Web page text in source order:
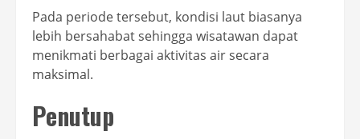
Pada periode tersebut, kondisi laut biasanya
lebih bersahabat sehingga wisatawan dapat
menikmati berbagai aktivitas air secara
maksimal.
Penutup